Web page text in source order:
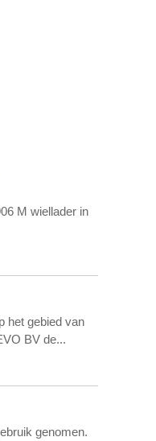
M wiellader in
het gebied van
BV de...
genomen.